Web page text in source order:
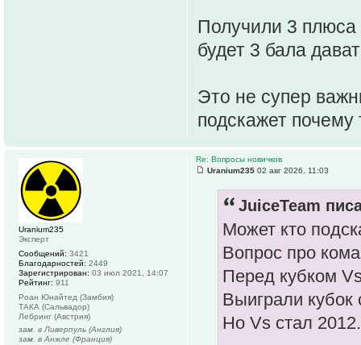
Получили 3 плюса
будет 3 бала
Это не супер
подскажет почему
Re: Вопросы новичков
Uranium235 02 авг 2026, 11:03
JuiceTeam
Может кто
Вопрос про
Перед кубком
Выиграли
Но Vs стал 2012.
Uranium235
Эксперт
Сообщений: 3421
Благодарностей: 2449
Зарегистрирован: 03 июл 2021, 14:07
Рейтинг: 911
Роан Юнайтед (Замбия)
ТАКА (Сальвадор)
Лебринг (Австрия)
зам. в Ливерпуль (Англия)
зам. в Анжле (Франция)